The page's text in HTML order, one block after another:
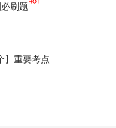
刷题
】重要考点